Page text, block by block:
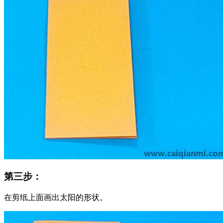
第三步：
在剪纸上面画出太阳的形状。